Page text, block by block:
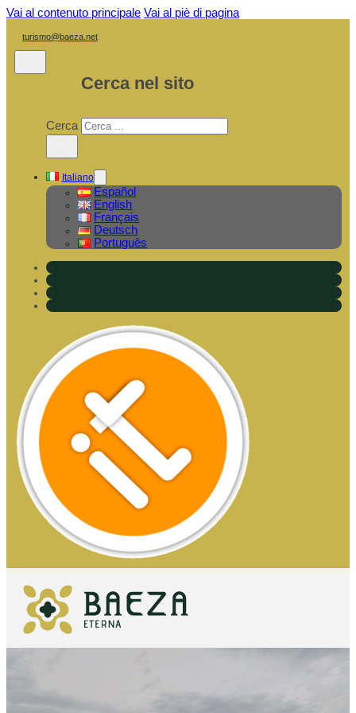
Vai al contenuto principale Vai al piè di pagina
turismo@baeza.net
Cerca nel sito
Cerca
Italiano
Español
English
Français
Deutsch
Português